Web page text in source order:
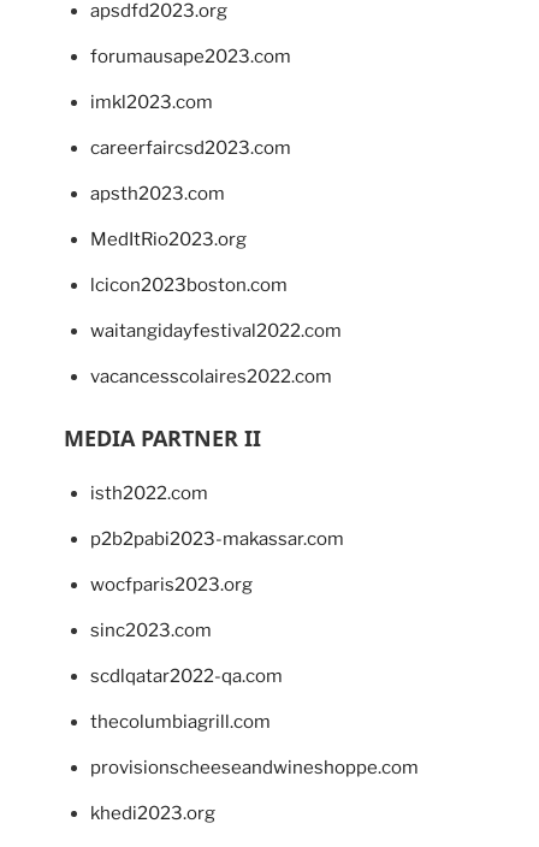
apsdfd2023.org
forumausape2023.com
imkl2023.com
careerfaircsd2023.com
apsth2023.com
MedItRio2023.org
lcicon2023boston.com
waitangidayfestival2022.com
vacancesscolaires2022.com
MEDIA PARTNER II
isth2022.com
p2b2pabi2023-makassar.com
wocfparis2023.org
sinc2023.com
scdlqatar2022-qa.com
thecolumbiagrill.com
provisionscheeseandwineshoppe.com
khedi2023.org